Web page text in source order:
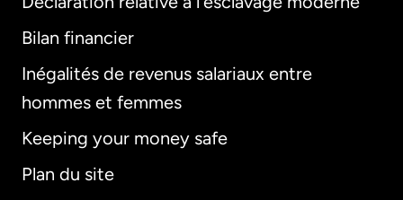
Bilan financier
Inégalités de revenus salariaux entre
hommes et femmes
Keeping your money safe
Plan du site
International
Allemagne